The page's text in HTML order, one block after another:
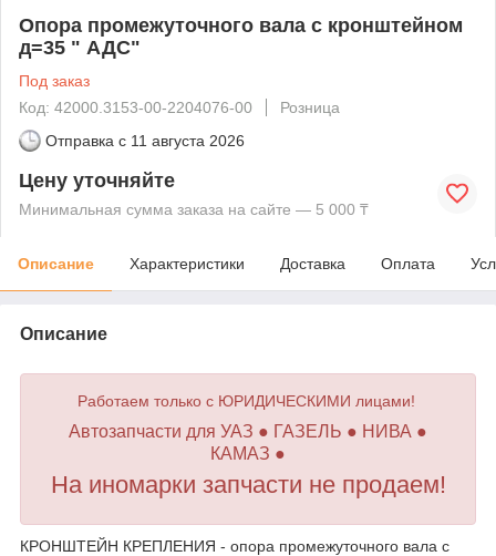
Опора промежуточного вала с кронштейном
д=35 " АДС"
Под заказ
Код: 42000.3153-00-2204076-00
Розница
Отправка с 11 августа 2026
Цену уточняйте
Минимальная сумма заказа на сайте — 5 000 ₸
Описание Характеристики Доставка Оплата
Описание
Работаем только с ЮРИДИЧЕСКИМИ лицами!
Автозапчасти для УАЗ ● ГАЗЕЛЬ ● НИВА ●
КАМАЗ ●
На иномарки запчасти не продаем!
КРОНШТЕЙН КРЕПЛЕНИЯ - опора промежуточного вала с